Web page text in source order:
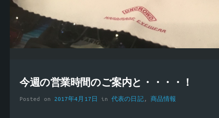
今週の営業時間のご案内と・・・・！
Posted on 2017年4月17日 in代表の日記, 商品情報